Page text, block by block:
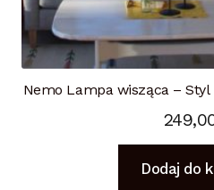
Nemo Lampa wisząca –
Dodaj do